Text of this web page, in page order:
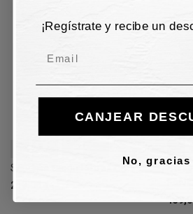
Sandalia tacón Pitti Linea
219,00 €
¡Regístrate y recibe un
CANJEAR
No, gracias